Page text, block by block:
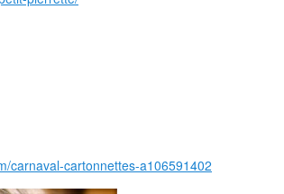
carnaval-cartonnettes-a106591402